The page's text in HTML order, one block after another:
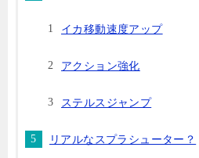
イカ移動速度アップ
アクション強化
ステルスジャンプ
リアルなスプラシューター？